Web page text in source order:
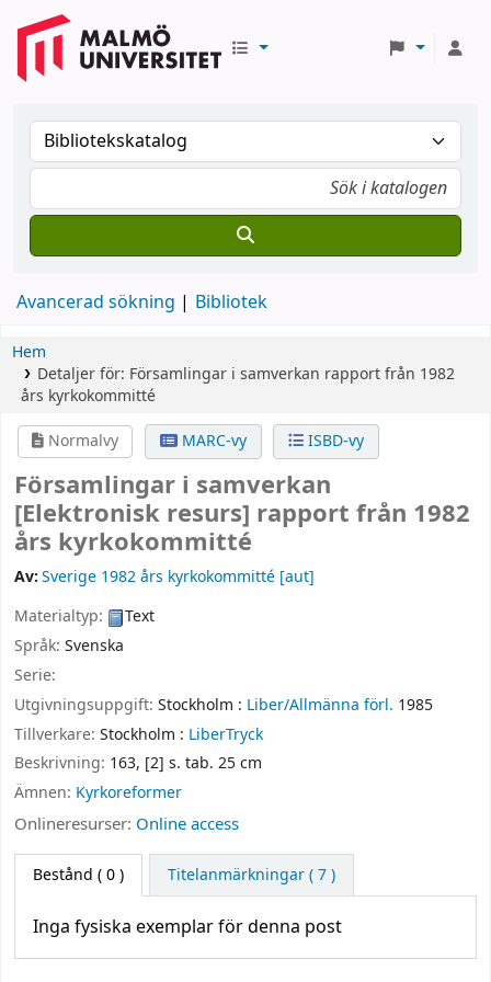
Avancerad sökning Bibliotek
Hem
Detaljer för: Församlingar i samverkan rapport från 1982
års kyrkokommitté
Normalvy
MARC-vy ISBD-vy
Församlingar i samverkan
[Elektronisk resurs] rapport från 1982
års kyrkokommitté
Av:Sverige 1982 års kyrkokommitté [aut]
Materialtyp:
Text
Språk: Svenska
Serie:
Utgivningsuppgift: Stockholm : Liber/Allmänna förl. 1985
Tillverkare: Stockholm : LiberTryck
Beskrivning: 163, [2] s. tab. 25 cm
Ämnen: Kyrkoreformer
Onlineresurser: Online access
Bestånd ( 0 ) Titelanmärkningar ( 7 )
Inga fysiska exemplar för denna post